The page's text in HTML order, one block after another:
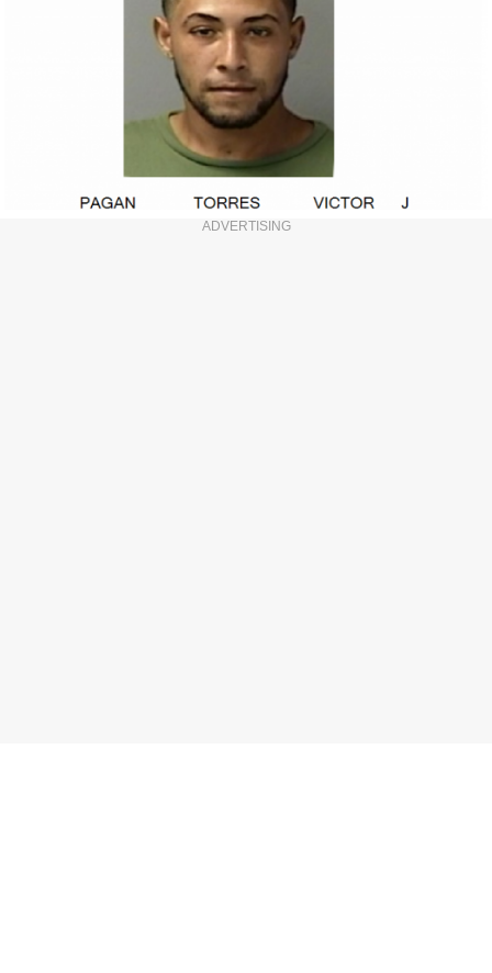
ADVERTISING